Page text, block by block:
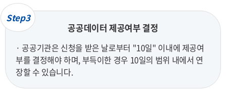
Step3
공공데이터 제공여부 결정
· 공공기관은 신청을 받은 날로부터 "10일" 이내에 제공여
부를 결정해야 하며, 부득이한 경우 10일의 범위 내에서 연
장할 수 있습니다.